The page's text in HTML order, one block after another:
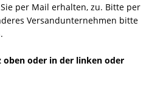
per Mail erhalten, zu. Bitte per
Versandunternehmen bitte
oben oder in der linken oder